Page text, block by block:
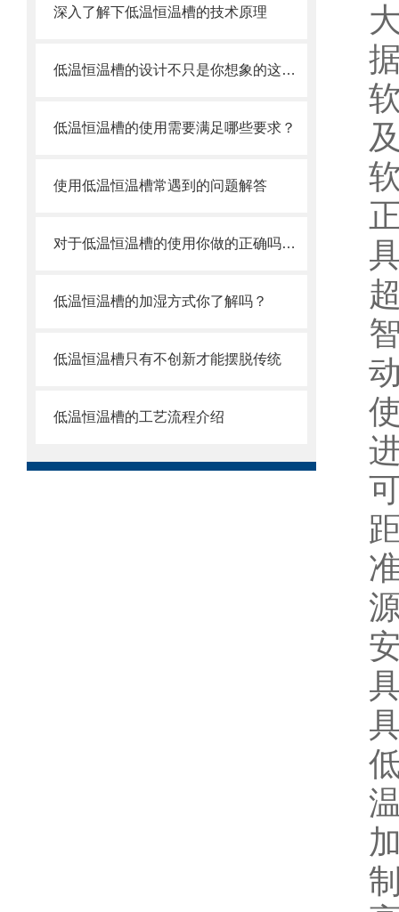
深入了解下低温恒温槽的技术原理
低温恒温槽的设计不只是你想象的这么简单
低温恒温槽的使用需要满足哪些要求？
使用低温恒温槽常遇到的问题解答
对于低温恒温槽的使用你做的正确吗？看这里
低温恒温槽的加湿方式你了解吗？
低温恒温槽只有不创新才能摆脱传统
低温恒温槽的工艺流程介绍